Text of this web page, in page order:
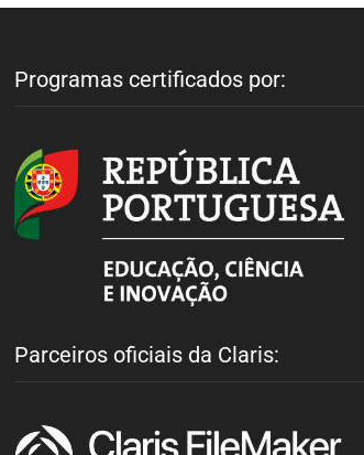
Programas certificados por:
Parceiros oficiais da Claris: